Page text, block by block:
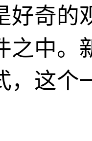
好奇的
之中。
，这个